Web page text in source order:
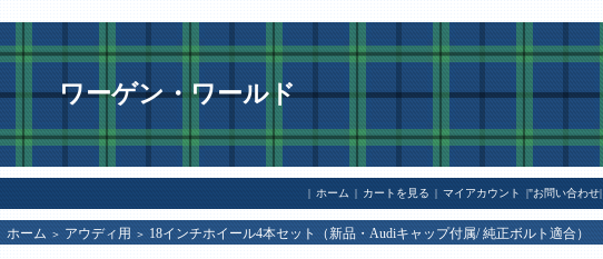
ワーゲン・ワールド
| ホーム | カートを見る | マイアカウント |"お問い合わせ|
ホーム ＞ アウディ用 ＞ 18インチホイール4本セット（新品・Audiキャップ付属/ 純正ボルト適合）